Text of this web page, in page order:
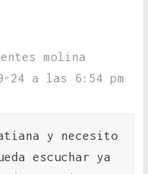
molina
24 a las 6:54 pm
y necesito
escuchar ya